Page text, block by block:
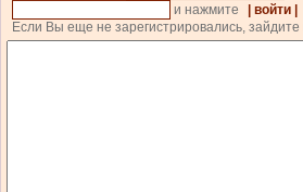
и нажмите
| войти |
Если Вы еще не зарегистрировались, зайдите